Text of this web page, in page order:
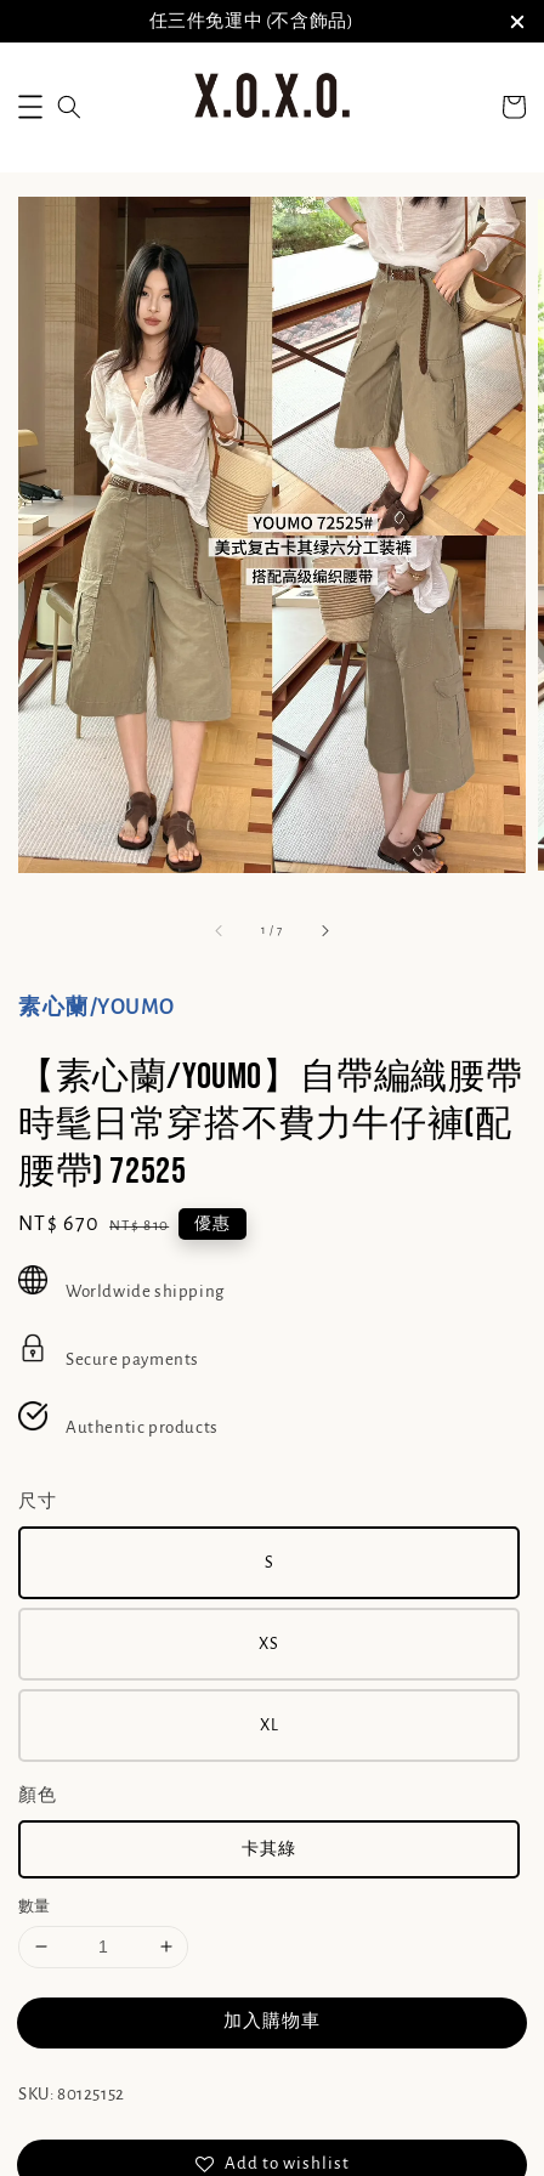
任三件免運中 (不含飾品)
1 /7
素心蘭/YOUMO
【素心蘭/YOUMO】自帶編織腰帶
時髦日常穿搭不費力牛仔褲(配
腰帶) 72525
Sale
NT$ 670 Regular
NT$ 810 優惠
Worldwide shipping
Secure payments
Authentic products
尺寸
S
XS
XL
顏色
卡其綠
數量
加入購物車
SKU: 80125152
Add to wishlist